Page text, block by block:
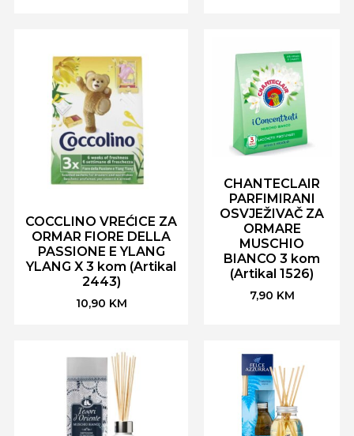
COCCLINO VREĆICE ZA
ORMAR FIORE DELLA
PASSIONE E YLANG
YLANG X 3 kom (Artikal
2443)
10,90 KM
CHANTECLAIR
PARFIMIRANI
OSVJEŽIVAČ ZA
ORMARE
MUSCHIO
BIANCO 3 kom
(Artikal 1526)
7,90 KM